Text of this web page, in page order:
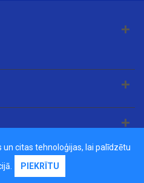
citas tehnoloģijas, lai palīdzētu
PIEKRĪTU